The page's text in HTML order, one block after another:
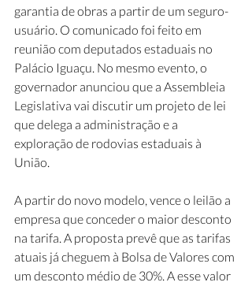
garantia de obras a partir de um seguro-
usuário. O comunicado foi feito em
reunião com deputados estaduais no
Palácio Iguaçu. No mesmo evento, o
governador anunciou que a Assembleia
Legislativa vai discutir um projeto de lei
que delega a administração e a
exploração de rodovias estaduais à
União.
A partir do novo modelo, vence o leilão a
empresa que conceder o maior desconto
na tarifa. A proposta prevê que as tarifas
atuais já cheguem à Bolsa de Valores com
um desconto médio de 30%. A esse valor